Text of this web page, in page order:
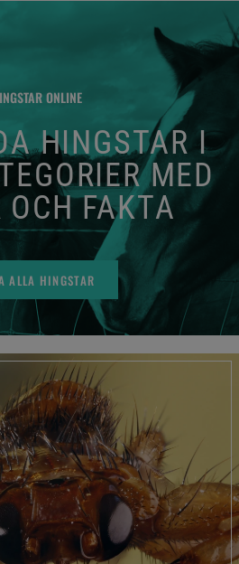
ONLINE
HINGSTAR I
MED
OCH FAKTA
ALLA HINGSTAR